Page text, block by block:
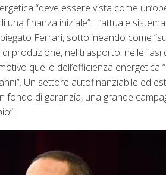
“deve essere vista come
finanza iniziale”. L’attuale
Ferrari, sottolineando come
produzione, nel trasporto, nelle
quello dell’efficienza
Un settore autofinanziabile ed
di garanzia, una grande